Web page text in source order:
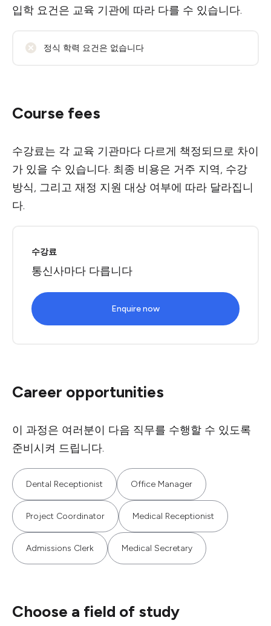
입학 요건은 교육 기관에 따라 다를 수 있습니다.
정식 학력 요건은 없습니다
Course fees
수강료는 각 교육 기관마다 다르게 책정되므로 차이
가 있을 수 있습니다. 최종 비용은 거주 지역, 수강
방식, 그리고 재정 지원 대상 여부에 따라 달라집니
다.
수강료
통신사마다 다릅니다
Enquire now
Career opportunities
이 과정은 여러분이 다음 직무를 수행할 수 있도록
준비시켜 드립니다.
Dental Receptionist Office Manager
Project Coordinator Medical Receptionist
Admissions Clerk Medical Secretary
Choose a field of study